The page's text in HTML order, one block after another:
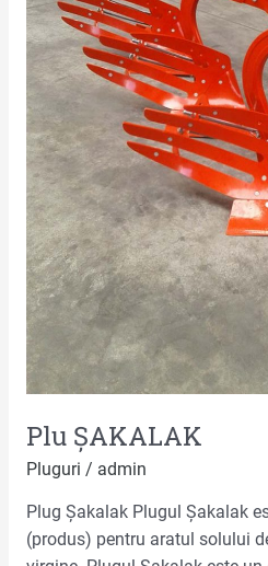
Plu ȘAKALAK
Pluguri / admin
Plug Șakalak Plugul Șakalak
(produs) pentru aratul solului